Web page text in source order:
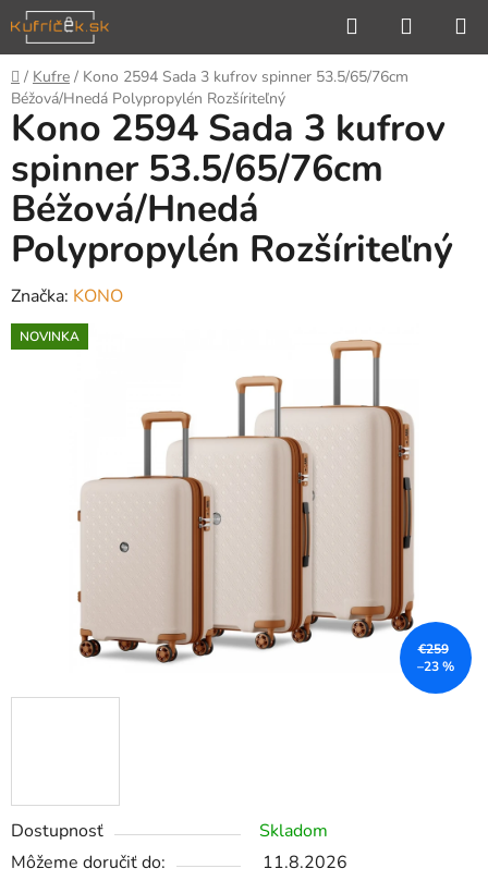
Prejsť
na
obsah
Hľadať
KOŠÍK
Domov
/ Kufre / Kono 2594 Sada 3 kufrov spinner 53.5/65/76cm
Béžová/Hnedá Polypropylén Rozšíriteľný
Dostupnosť
Skladom
Môžeme doručiť do:
11.8.2026
Kono 2594 Sada 3 kufrov
spinner 53.5/65/76cm
Béžová/Hnedá
Polypropylén Rozšíriteľný
Značka: KONO
NOVINKA
€259
–23 %